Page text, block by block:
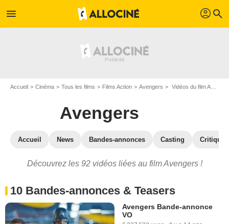
menu profil search
Accueil Cinéma Tous les films Films Action Avengers Vidéos du film Avengers
Avengers
Accueil News Bandes-annonces Casting
Découvrez les 92 vidéos liées au film Avengers !
10 Bandes-annonces & Teasers
Avengers Bande-annonce
VO